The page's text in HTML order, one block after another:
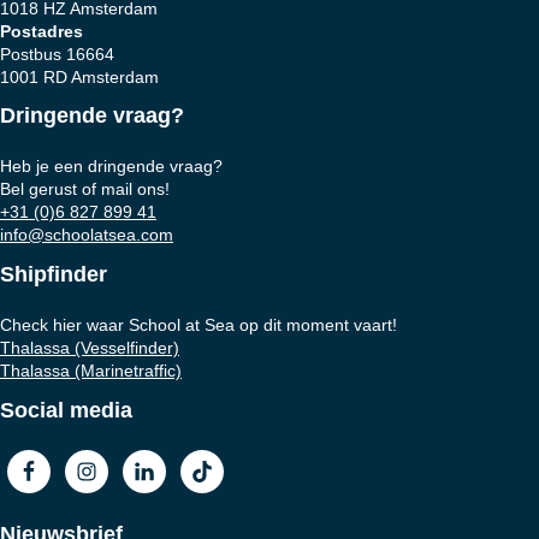
1018 HZ Amsterdam
Postadres
Postbus 16664
1001 RD Amsterdam
Dringende vraag?
Heb je een dringende vraag?
Bel gerust of mail ons!
+31 (0)6 827 899 41
info@schoolatsea.com
Shipfinder
Check hier waar School at Sea op dit moment vaart!
Thalassa (Vesselfinder)
Thalassa (Marinetraffic)
Social media